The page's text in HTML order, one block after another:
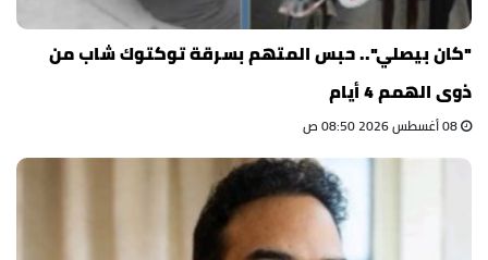
"كان بيصلي".. حبس المتهم بسرقة توكتوك شاب من
ذوى الهمم 4 أيام